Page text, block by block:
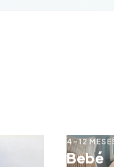
4–12
Bebé